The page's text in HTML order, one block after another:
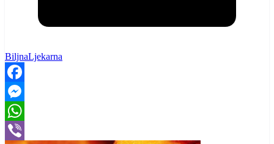
BiljnaLjekarna
Facebook
Messenger
WhatsApp